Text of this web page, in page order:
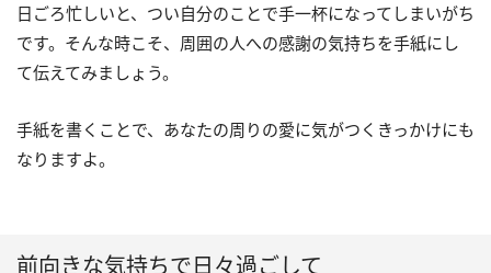
日ごろ忙しいと、つい自分のことで手一杯になってしまいがち
です。そんな時こそ、周囲の人への感謝の気持ちを手紙にし
て伝えてみましょう。
手紙を書くことで、あなたの周りの愛に気がつくきっかけにも
なりますよ。
前向きな気持ちで日々過ごして